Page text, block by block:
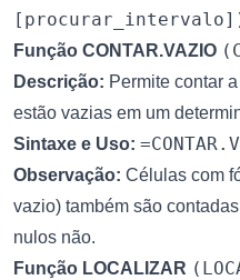
Função CONTAR.VAZIO
Descrição: Permite contar
estão vazias em um
Sintaxe e Uso:
Observação: Células com
vazio) também são
nulos não.
Função LOCALIZAR